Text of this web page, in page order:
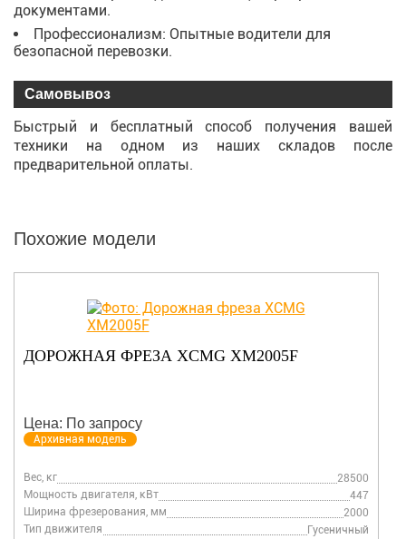
документами.
Профессионализм: Опытные водители для
безопасной перевозки.
Самовывоз
Быстрый и бесплатный способ получения вашей
техники на одном из наших складов после
предварительной оплаты.
Похожие модели
ДОРОЖНАЯ ФРЕЗА XCMG XM2005F
Цена: По запросу
Архивная модель
Вес, кг
28500
Мощность двигателя, кВт
447
Ширина фрезерования, мм
2000
Тип движителя
Гусеничный